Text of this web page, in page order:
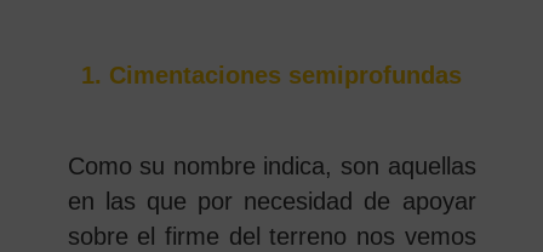
1. Cimentaciones semiprofundas
Como su nombre indica, son aquellas
en las que por necesidad de apoyar
sobre el firme del terreno nos vemos